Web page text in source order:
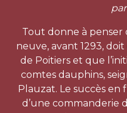
Tout donne à penser
neuve, avant 1293,
de Poitiers et que
comtes dauphins,
Plauzat. Le succès en
d’une commanderie